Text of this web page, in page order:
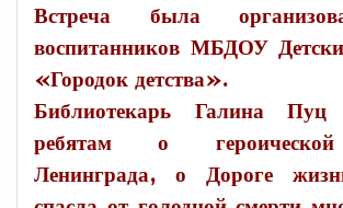
Встреча была
воспитанников МБДОУ
«Городок детства».
Библиотекарь Галина Пуц
ребятам о
Ленинграда, о Дороге